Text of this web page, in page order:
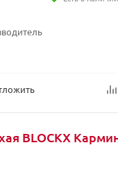
BLOCKX